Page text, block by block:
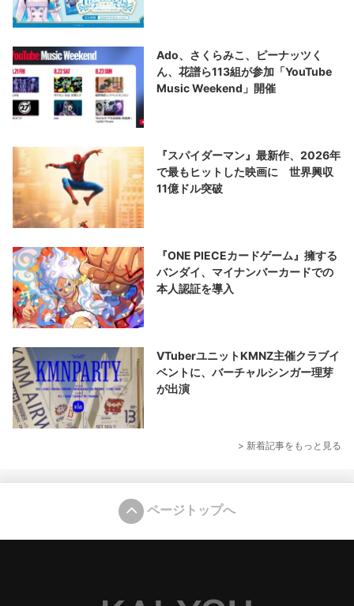
Ado、さくらみこ、ピーナッツく
ん、花譜ら113組が参加「YouTube
Music Weekend」開催
『スパイダーマン』最新作、2026年
で最もヒットした映画に 世界興収
11億ドル突破
『ONE PIECEカードゲーム』擁する
バンダイ、マイナンバーカードでの
本人認証を導入
VTuberユニットKMNZ主催クラブイ
ベントに、バーチャルシンガー理芽
が出演
> 新着記事をもっと見る
ページトップへ